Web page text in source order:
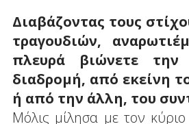
Διαβάζοντας τους
τραγουδιών,
πλευρά βιώνετε
διαδρομή, από εκείνη
ή από την άλλη, του
Μόλις μίλησα με τον